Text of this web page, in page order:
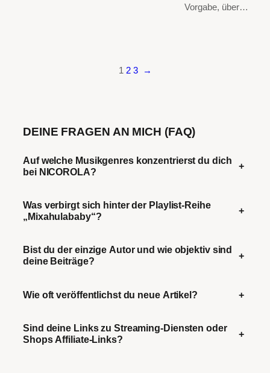
Vorgabe, über…
1 2 3 →
DEINE FRAGEN AN MICH (FAQ)
Auf welche Musikgenres konzentrierst du dich
bei NICOROLA?
+
Was verbirgt sich hinter der Playlist-Reihe
„Mixahulababy“?
+
Bist du der einzige Autor und wie objektiv sind
deine Beiträge?
+
Wie oft veröffentlichst du neue Artikel? +
Sind deine Links zu Streaming-Diensten oder
Shops Affiliate-Links?
+